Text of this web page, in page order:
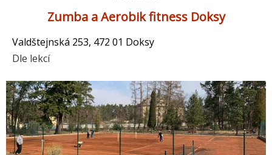
Zumba a Aerobik fitness Doksy
Valdštejnská 253, 472 01 Doksy
Dle lekcí